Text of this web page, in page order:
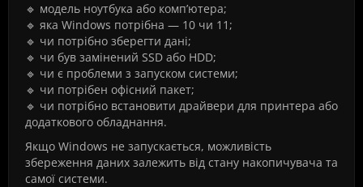
🔹 модель ноутбука або комп’ютера;
🔹 яка Windows потрібна — 10 чи 11;
🔹 чи потрібно зберегти дані;
🔹 чи був замінений SSD або HDD;
🔹 чи є проблеми з запуском системи;
🔹 чи потрібен офісний пакет;
🔹 чи потрібно встановити драйвери для принтера або
додаткового обладнання.
Якщо Windows не запускається, можливість
збереження даних залежить від стану накопичувача та
самої системи.